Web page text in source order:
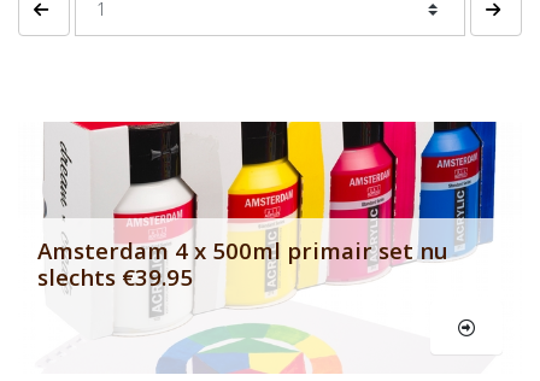
Vorige pagina
Banner row 2
Amsterdam 4 x 500ml primair set nu
slechts €39.95